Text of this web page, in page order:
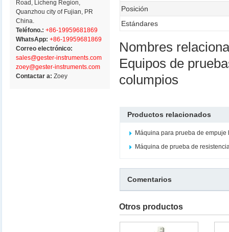
Road, Licheng Region,
Quanzhou city of Fujian, PR
China.
Teléfono.: +86-19959681869
WhatsApp: +86-19959681869
Correo electrónico:
sales@gester-instruments.com
zoey@gester-instruments.com
Contactar a:Zoey
Posición
Estándares
Nombres
Equipos de
columpios
Productos relacionados
Máquina para prueba de empuje
Máquina de prueba de
Comentarios
Otros productos